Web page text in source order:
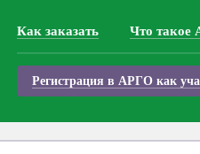
Как заказать Что такое
Регистрация в АРГО как